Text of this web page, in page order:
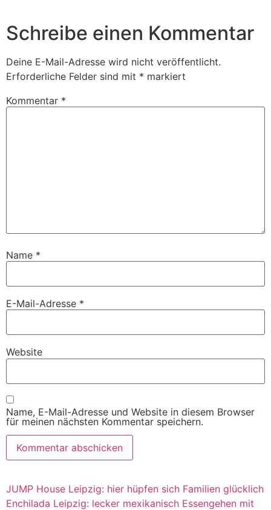
Schreibe einen Kommentar
Deine E-Mail-Adresse wird nicht veröffentlicht.
Erforderliche Felder sind mit * markiert
Kommentar *
Name *
E-Mail-Adresse *
Website
Name, E-Mail-Adresse und Website in diesem Browser
für meinen nächsten Kommentar speichern.
JUMP House Leipzig: hier hüpfen sich Familien glücklich
Enchilada Leipzig: lecker mexikanisch Essengehen mit